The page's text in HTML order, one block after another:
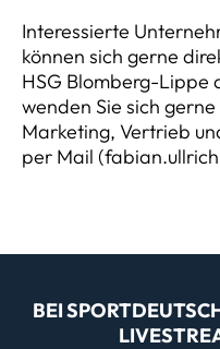
Interessierte
können sich gerne
HSG Blomberg-Lippe
wenden Sie sich
Marketing, Vertrieb
per Mail
BEI